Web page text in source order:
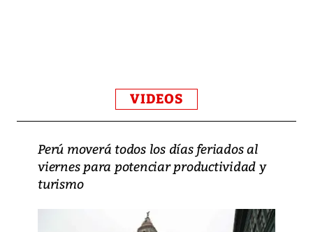
VIDEOS
Perú moverá todos los días feriados al
viernes para potenciar productividad y
turismo